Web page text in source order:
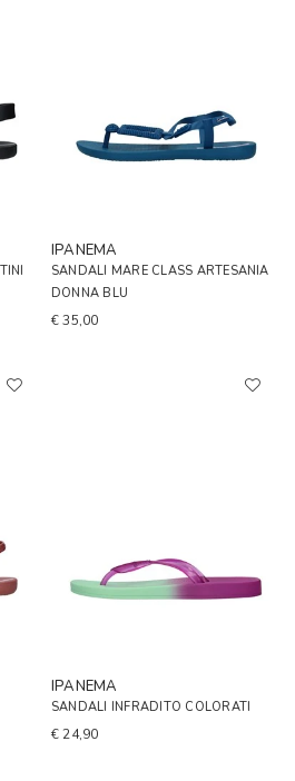
IPANEMA
SANDALI MARE CLASS ARTESANIA
DONNA BLU
€ 35,00
IPANEMA
SANDALI INFRADITO COLORATI
€ 24,90